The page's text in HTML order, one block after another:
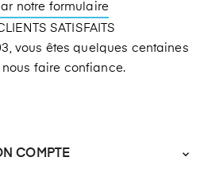
notre formulaire
SATISFAITS
vous êtes quelques centaines
faire confiance.
COMPTE 